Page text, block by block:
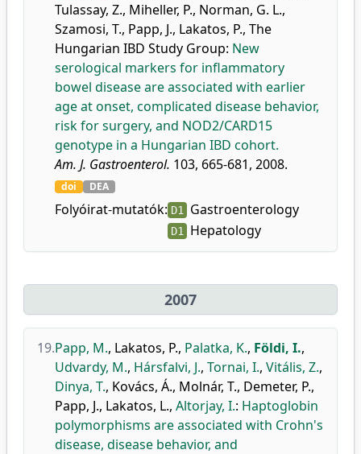
Tulassay, Z., Miheller, P., Norman, G. L.,
Szamosi, T., Papp, J., Lakatos, P., The
Hungarian IBD Study Group: New
serological markers for inflammatory
bowel disease are associated with earlier
age at onset, complicated disease behavior,
risk for surgery, and NOD2/CARD15
genotype in a Hungarian IBD cohort.
Am. J. Gastroenterol. 103, 665-681, 2008.
doi DEA
Folyóirat-mutatók: D1 Gastroenterology
D1 Hepatology
2007
19.Papp, M., Lakatos, P., Palatka, K., Földi, I.,
Udvardy, M., Hársfalvi, J., Tornai, I., Vitális, Z.,
Dinya, T., Kovács, Á., Molnár, T., Demeter, P.,
Papp, J., Lakatos, L., Altorjay, I.: Haptoglobin
polymorphisms are associated with Crohn's
disease, disease behavior, and